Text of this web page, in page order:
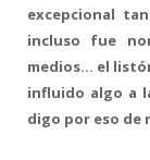
excepcional
incluso fue
medios… el
influido algo a
digo por eso de